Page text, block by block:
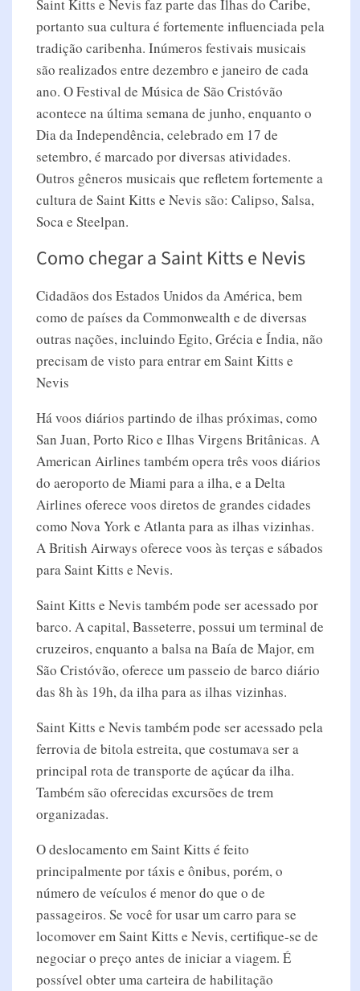
Saint Kitts e Nevis faz parte das Ilhas do Caribe,
portanto sua cultura é fortemente influenciada pela
tradição caribenha. Inúmeros festivais musicais
são realizados entre dezembro e janeiro de cada
ano. O Festival de Música de São Cristóvão
acontece na última semana de junho, enquanto o
Dia da Independência, celebrado em 17 de
setembro, é marcado por diversas atividades.
Outros gêneros musicais que refletem fortemente a
cultura de Saint Kitts e Nevis são: Calipso, Salsa,
Soca e Steelpan.
Como chegar a Saint Kitts e Nevis
Cidadãos dos Estados Unidos da América, bem
como de países da Commonwealth e de diversas
outras nações, incluindo Egito, Grécia e Índia, não
precisam de visto para entrar em Saint Kitts e
Nevis
Há voos diários partindo de ilhas próximas, como
San Juan, Porto Rico e Ilhas Virgens Britânicas. A
American Airlines também opera três voos diários
do aeroporto de Miami para a ilha, e a Delta
Airlines oferece voos diretos de grandes cidades
como Nova York e Atlanta para as ilhas vizinhas.
A British Airways oferece voos às terças e sábados
para Saint Kitts e Nevis.
Saint Kitts e Nevis também pode ser acessado por
barco. A capital, Basseterre, possui um terminal de
cruzeiros, enquanto a balsa na Baía de Major, em
São Cristóvão, oferece um passeio de barco diário
das 8h às 19h, da ilha para as ilhas vizinhas.
Saint Kitts e Nevis também pode ser acessado pela
ferrovia de bitola estreita, que costumava ser a
principal rota de transporte de açúcar da ilha.
Também são oferecidas excursões de trem
organizadas.
O deslocamento em Saint Kitts é feito
principalmente por táxis e ônibus, porém, o
número de veículos é menor do que o de
passageiros. Se você for usar um carro para se
locomover em Saint Kitts e Nevis, certifique-se de
negociar o preço antes de iniciar a viagem. É
possível obter uma carteira de habilitação